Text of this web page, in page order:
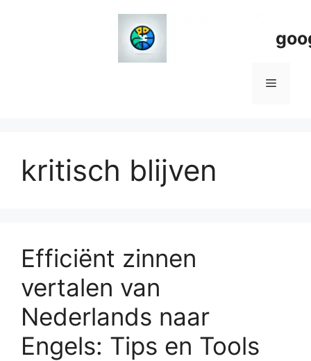
Menu
kritisch blijven
Efficiënt zinnen
vertalen van
Nederlands naar
Engels: Tips en Tools